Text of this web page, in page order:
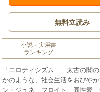
無料立読み
小説・実用書
ランキング
「エロティシズム……太古の闇
かのような、社会生活をおびや
ン・ジュネ、フロイト、同性愛